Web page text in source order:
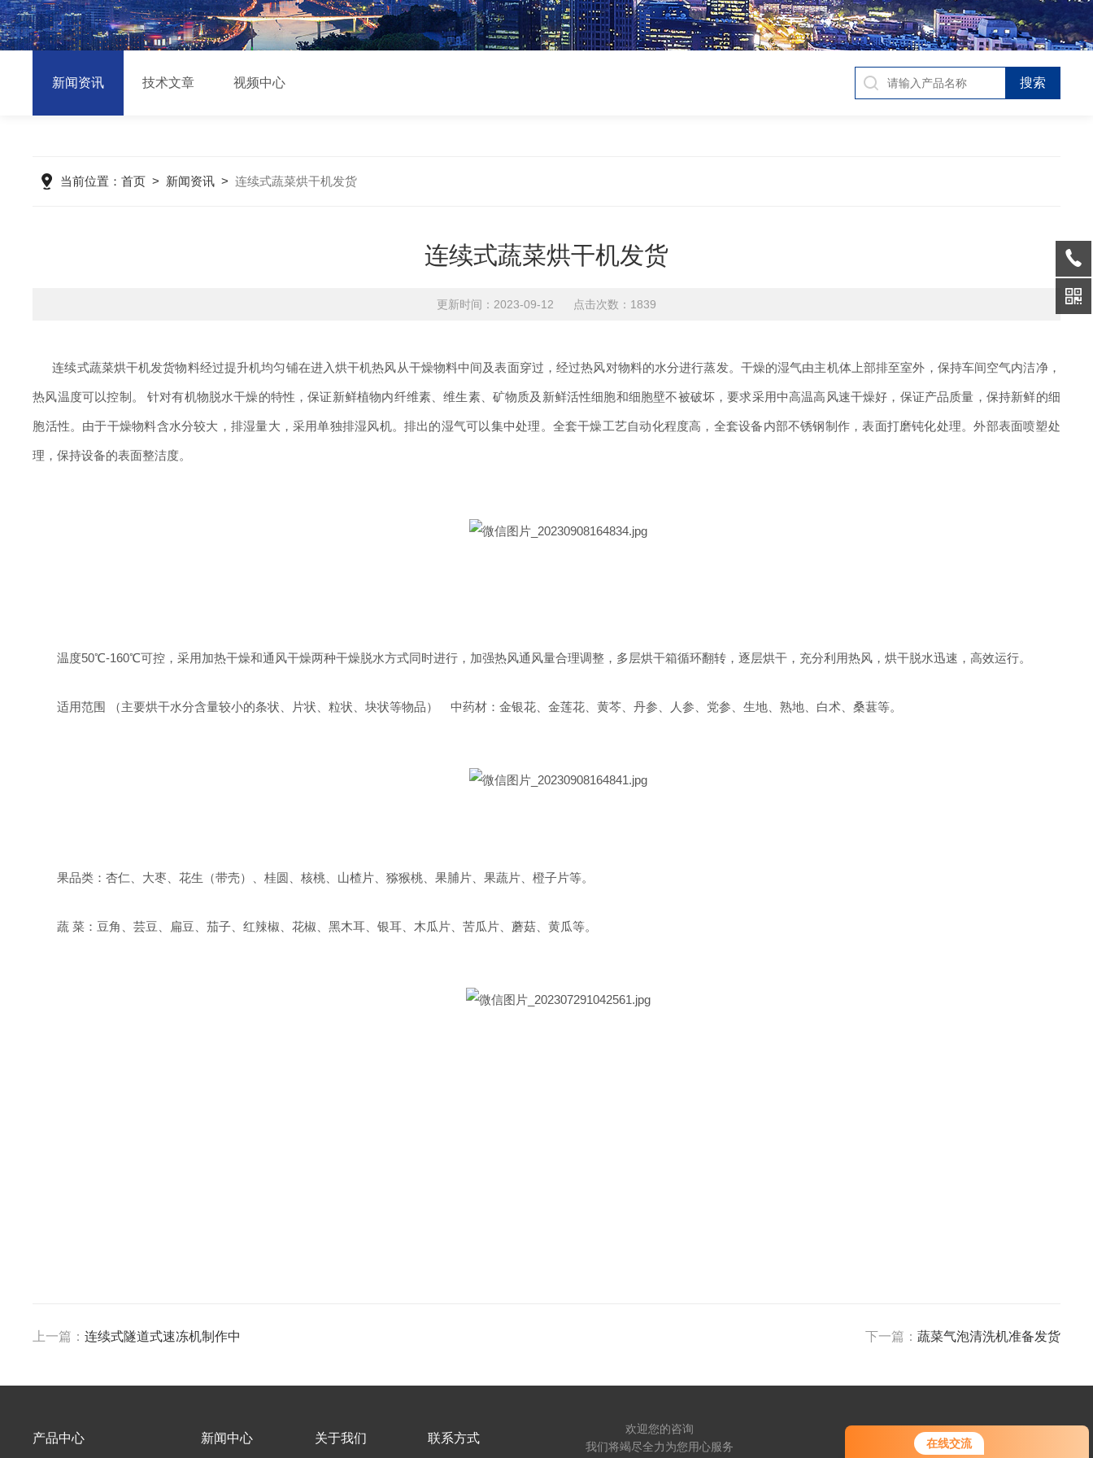
在线交流
新闻资讯 技术文章 视频中心
当前位置：首页 > 新闻资讯 >连续式蔬菜烘干机发货
连续式蔬菜烘干机发货
更新时间：2023-09-12 点击次数：1839
连续式蔬菜烘干机发货物料经过提升机均匀铺在进入烘干机热风从干燥物料中间及表面穿过，经过热风对物料的水分进行蒸发。干燥的湿气由主机体上部排至室外，保持车间空气内洁净，
热风温度可以控制。 针对有机物脱水干燥的特性，保证新鲜植物内纤维素、维生素、矿物质及新鲜活性细胞和细胞壁不被破坏，要求采用中高温高风速干燥好，保证产品质量，保持新鲜的细
胞活性。 由于干燥物料含水分较大，排湿量大，采用单独排湿风机。排出的湿气可以集中处理。 全套干燥工艺自动化程度高，全套设备内部不锈钢制作，表面打磨钝化处理。外部表面喷塑处
理，保持设备的表面整洁度。
温度50℃-160℃可控，采用加热干燥和通风干燥两种干燥脱水方式同时进行，加强热风通风量合理调整，多层烘干箱循环翻转，逐层烘干，充分利用热风，烘干脱水迅速，高效运行。
适用范围 （主要烘干水分含量较小的条状、片状、粒状、块状等物品） 中药材：金银花、金莲花、黄芩、丹参、人参、党参、生地、熟地、白术、桑葚等。
果品类：杏仁、大枣、花生（带壳）、桂圆、核桃、山楂片、猕猴桃、果脯片、果蔬片、橙子片等。
蔬 菜：豆角、芸豆、扁豆、茄子、红辣椒、花椒、黑木耳、银耳、木瓜片、苦瓜片、蘑菇、黄瓜等。
上一篇：连续式隧道式速冻机制作中 下一篇： 蔬菜气泡清洗机准备发货
产品中心 新闻中心 关于我们 联系方式
欢迎您的咨询
我们将竭尽全力为您用心服务